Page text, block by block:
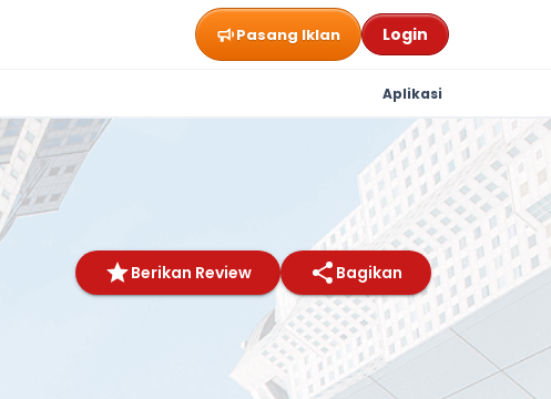
Pasang Iklan Login
Aplikasi
Berikan Review Bagikan